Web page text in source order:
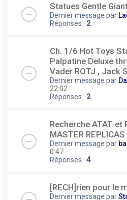
Statues Gentle
Dernier message par
Réponses : 2
Ch. 1/6 Hot Toys
Palpatine Deluxe
Vader ROTJ , Jack
Dernier message par
22:02
Réponses : 2
Recherche ATAT et
MASTER REPLICAS
Dernier message par
0:47
Réponses : 4
[RECH]rien pour le
Dernier message par